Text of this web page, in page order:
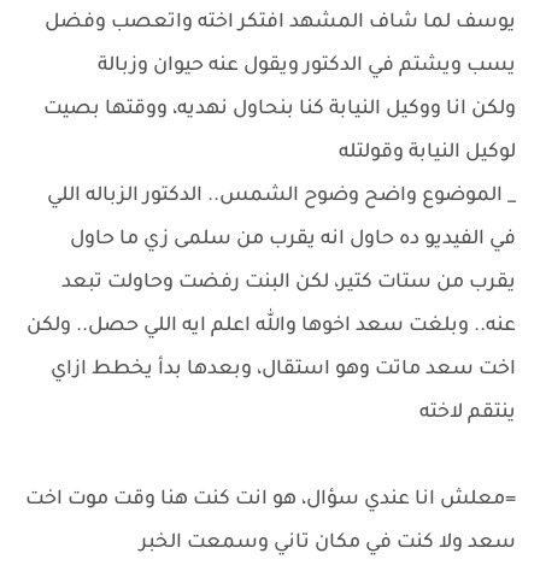
يوسف لما شاف المشهد افتكر اخته واتعصب وفضل
يسب ويشتم في الدكتور ويقول عنه حيوان وزبالة
ولكن انا ووكيل النيابة كنا بنحاول نهديه، ووقتها بصيت
لوكيل النيابة وقولتله
_ الموضوع واضح وضوح الشمس.. الدكتور الزباله اللي
في الفيديو ده حاول انه يقرب من سلمى زي ما حاول
يقرب من ستات كتير، لكن البنت رفضت وحاولت تبعد
عنه.. وبلغت سعد اخوها والله اعلم ايه اللي حصل.. ولكن
اخت سعد ماتت وهو استقال، وبعدها بدأ يخطط ازاي
ينتقم لاخته
=معلش انا عندي سؤال، هو انت كنت هنا وقت موت اخت
سعد ولا كنت في مكان تاني وسمعت الخبر